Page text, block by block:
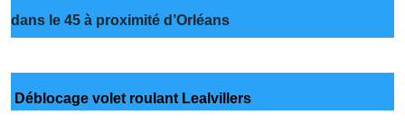
dans le 45 à proximité d’Orléans
Déblocage volet roulant Lealvillers